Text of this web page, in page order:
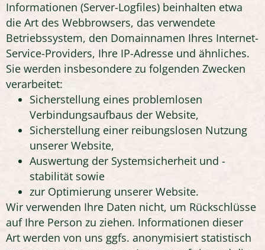
Informationen (Server-Logfiles) beinhalten etwa
die Art des Webbrowsers, das verwendete
Betriebssystem, den Domainnamen Ihres Internet-
Service-Providers, Ihre IP-Adresse und ähnliches.
Sie werden insbesondere zu folgenden Zwecken
verarbeitet:
Sicherstellung eines problemlosen
Verbindungsaufbaus der Website,
Sicherstellung einer reibungslosen Nutzung
unserer Website,
Auswertung der Systemsicherheit und -
stabilität sowie
zur Optimierung unserer Website.
Wir verwenden Ihre Daten nicht, um Rückschlüsse
auf Ihre Person zu ziehen. Informationen dieser
Art werden von uns ggfs. anonymisiert statistisch